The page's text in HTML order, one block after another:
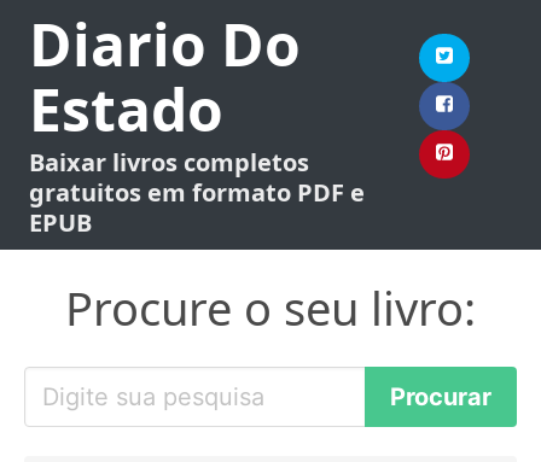
Diario Do
Estado
Baixar livros completos
gratuitos em formato PDF e
EPUB
Procure o seu livro: